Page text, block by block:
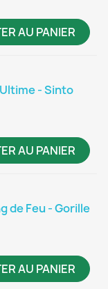
AU PANIER
- Sinto
AU PANIER
de Feu - Gorille
AU PANIER